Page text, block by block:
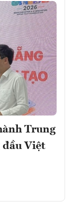
Trung
đầu Việt